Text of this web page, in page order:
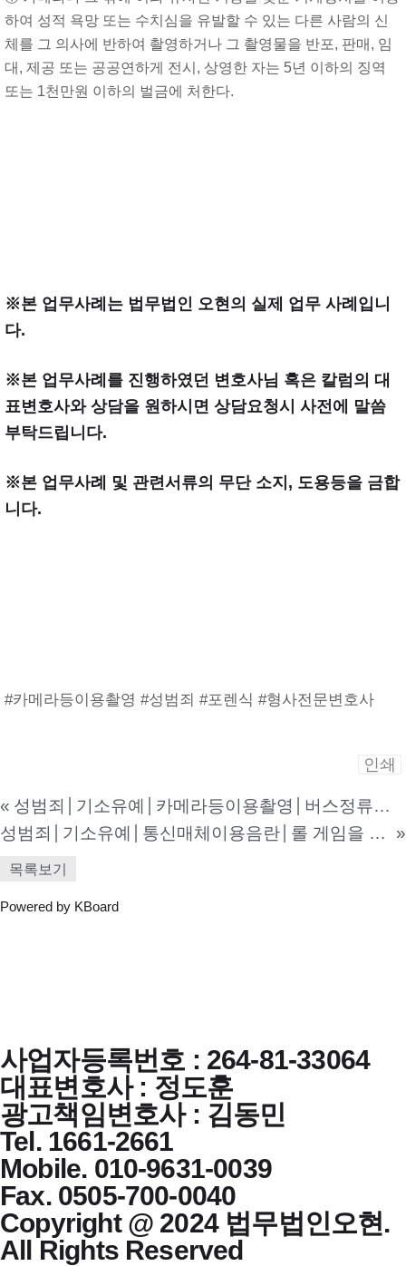
하여 성적 욕망 또는 수치심을 유발할 수 있는 다른 사람의 신
체를 그 의사에 반하여 촬영하거나 그 촬영물을 반포, 판매, 임
대, 제공 또는 공공연하게 전시, 상영한 자는 5년 이하의 징역
또는 1천만원 이하의 벌금에 처한다.
※본 업무사례는 법무법인 오현의 실제 업무 사례입니
다.
※본 업무사례를 진행하였던 변호사님 혹은 칼럼의 대
표변호사와 상담을 원하시면 상담요청시 사전에 말씀
부탁드립니다.
※본 업무사례 및 관련서류의 무단 소지, 도용등을 금합
니다.
#카메라등이용촬영 #성범죄 #포렌식 #형사전문변호사
인쇄
«
성범죄│기소유예│카메라등이용촬영│버스정류장에서 벤치에 앉아있던 여학생의 가슴 부위를 촬영한 혐의로 수사기관의 조사에 대응하기 위해 본 법인을 찾아주신 사건
성범죄│기소유예│통신매체이용음란│롤 게임을 하다가 상대방에게 성적인 욕설을 하여 고소 당하였지만 본 법인의 조력을 받아 빠르게 합의를 진행한 사건
»
목록보기
Powered by KBoard
사업자등록번호 : 264-81-33064
대표변호사 : 정도훈
광고책임변호사 : 김동민
Tel. 1661-2661
Mobile. 010-9631-0039
Fax. 0505-700-0040
Copyright @ 2024 법무법인오현.
All Rights Reserved